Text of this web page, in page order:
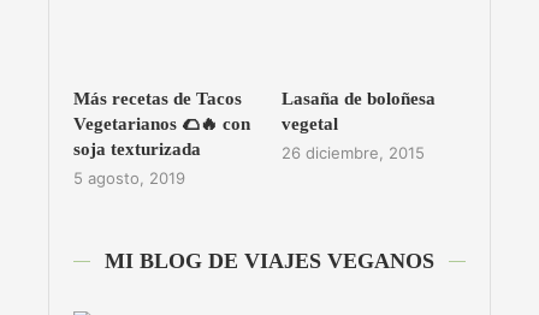
Más recetas de Tacos
Vegetarianos 🌮🔥 con
soja texturizada
5 agosto, 2019
Lasaña de boloñesa
vegetal
26 diciembre, 2015
MI BLOG DE VIAJES VEGANOS